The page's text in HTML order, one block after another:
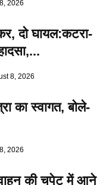
2026
दो घायल:कटरा-
8, 2026
का स्वागत, बोले-
2026
वाहन की चपेट में आने